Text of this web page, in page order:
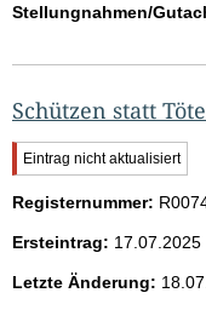
Stellungnahmen/
Schützen statt
W
i
c
t
g
Eintrag nicht aktualisiert
Registernummer:
Ersteintrag: 17.07.2025
Letzte Änderung: